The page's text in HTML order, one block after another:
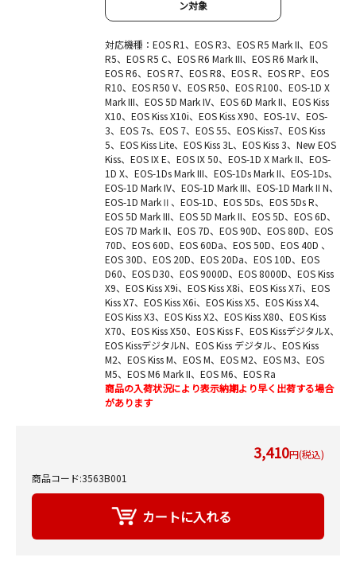
ン対象
対応機種：EOS R1、EOS R3、EOS R5 Mark II、EOS
R5、EOS R5 C、EOS R6 Mark III、EOS R6 Mark II、
EOS R6、EOS R7、EOS R8、EOS R、EOS RP、EOS
R10、EOS R50 V、EOS R50、EOS R100、EOS-1D X
Mark III、EOS 5D Mark IV、EOS 6D Mark II、EOS Kiss
X10、EOS Kiss X10i、EOS Kiss X90、EOS-1V、EOS-
3、EOS 7s、EOS 7、EOS 55、EOS Kiss7、EOS Kiss
5、EOS Kiss Lite、EOS Kiss 3L、EOS Kiss 3、New EOS
Kiss、EOS IX E、EOS IX 50、EOS-1D X Mark II、EOS-
1D X、EOS-1Ds Mark III、EOS-1Ds Mark II、EOS-1Ds、
EOS-1D Mark IV、EOS-1D Mark III、EOS-1D Mark II N、
EOS-1D MarkⅡ、EOS-1D、EOS 5Ds、EOS 5Ds R、
EOS 5D Mark III、EOS 5D Mark II、EOS 5D、EOS 6D、
EOS 7D Mark II、EOS 7D、EOS 90D、EOS 80D、EOS
70D、EOS 60D、EOS 60Da、EOS 50D、EOS 40D 、
EOS 30D、EOS 20D、EOS 20Da、EOS 10D、EOS
D60、EOS D30、EOS 9000D、EOS 8000D、EOS Kiss
X9、EOS Kiss X9i、EOS Kiss X8i、EOS Kiss X7i、EOS
Kiss X7、EOS Kiss X6i、EOS Kiss X5、EOS Kiss X4、
EOS Kiss X3、EOS Kiss X2、EOS Kiss X80、EOS Kiss
X70、EOS Kiss X50、EOS Kiss F、EOS KissデジタルX、
EOS KissデジタルN、EOS Kiss デジタル、EOS Kiss
M2、EOS Kiss M、EOS M、EOS M2、EOS M3、EOS
M5、EOS M6 Mark II、EOS M6、EOS Ra
商品の入荷状況により表示納期より早く出荷する場合
があります
3,410円(税込)
商品コード:3563B001